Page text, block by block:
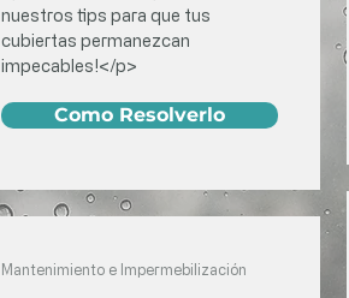
nuestros tips para que tus
cubiertas permanezcan
impecables!</p>
Como Resolverlo
Mantenimiento e Impermebilización